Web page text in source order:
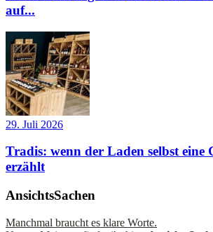
auf...
29. Juli 2026
Tradis: wenn der Laden selbst eine
erzählt
AnsichtsSachen
Manchmal braucht es klare Worte.